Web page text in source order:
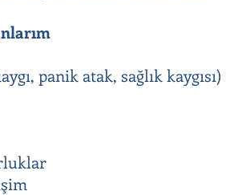
panik atak, sağlık kaygısı)